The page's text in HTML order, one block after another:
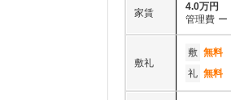
家賃
4.0万円
管理費 ー
敷礼
敷 無料
礼 無料